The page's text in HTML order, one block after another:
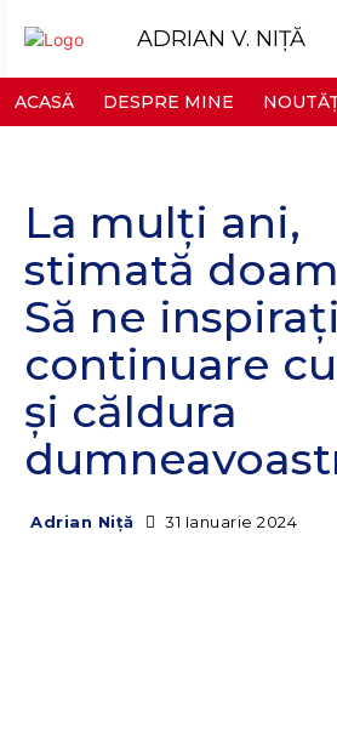
ADRIAN V. NIȚĂ
ACASĂ DESPRE MINE
La mulți ani,
stimată
Să ne
continuare
și căldura
Adrian Niță 31 Ianuarie 2024